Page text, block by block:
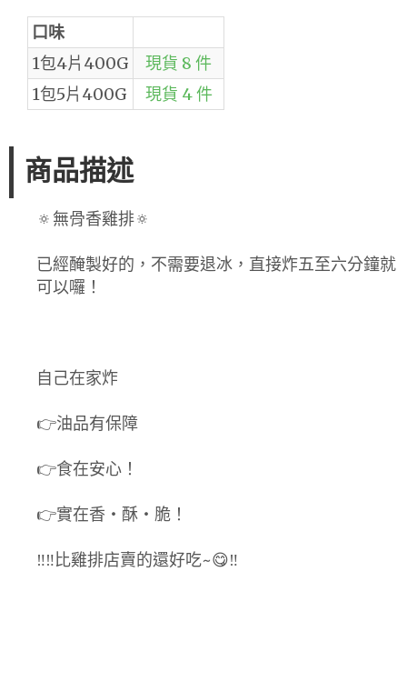
口味
1包4片400G
現貨 8 件
1包5片400G
現貨 4 件
商品描述
🔅無骨香雞排🔅
已經醃製好的，不需要退冰，直接炸五至六分鐘就
可以囉！
自己在家炸
👉油品有保障
👉食在安心！
👉實在香‧酥‧脆！
‼️‼️比雞排店賣的還好吃~😋‼️